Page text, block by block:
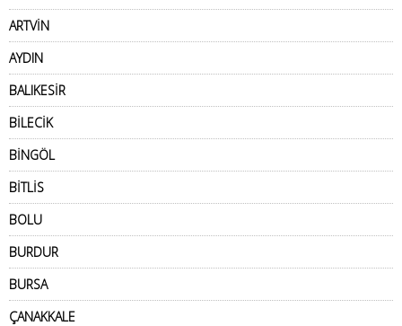
ARTVİN
AYDIN
BALIKESİR
BİLECİK
BİNGÖL
BİTLİS
BOLU
BURDUR
BURSA
ÇANAKKALE